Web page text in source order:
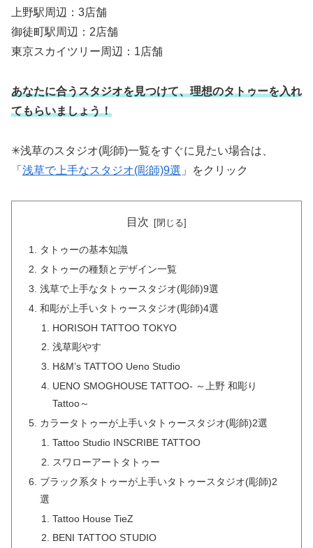
上野駅周辺：3店舗
御徒町駅周辺：2店舗
東京スカイツリー周辺：1店舗
あなたに合うスタジオを見つけて、理想のタトゥーを入れ
てもらいましょう！
✳︎浅草のスタジオ(彫師)一覧をすぐに見たい場合は、
「 浅草で上手なスタジオ(彫師)9選 」をクリック
目次
タトゥーの基本知識
タトゥーの種類とデザイン一覧
浅草で上手なタトゥースタジオ(彫師)9選
和彫が上手いタトゥースタジオ(彫師)4選
HORISOH TATTOO TOKYO
浅草彫やす
H&M’s TATTOO Ueno Studio
UENO SMOGHOUSE TATTOO- ～上野 和彫り
Tattoo～
カラータトゥーが上手いタトゥースタジオ(彫師)2選
Tattoo Studio INSCRIBE TATTOO
スワローアートタトゥー
ブラック系タトゥーが上手いタトゥースタジオ(彫師)2
選
Tattoo House TieZ
BENI TATTOO STUDIO